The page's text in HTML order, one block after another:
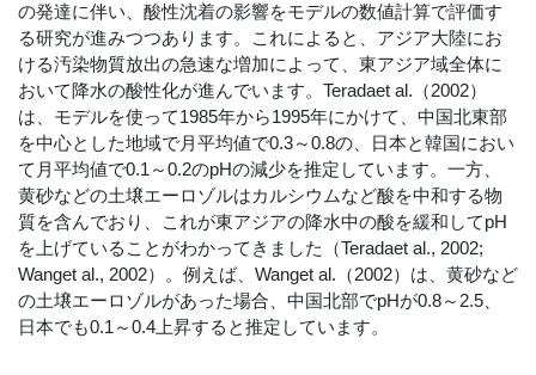
の発達に伴い、酸性沈着の影響をモデルの数値計算で評価す
る研究が進みつつあります。これによると、アジア大陸にお
ける汚染物質放出の急速な増加によって、東アジア域全体に
おいて降水の酸性化が進んでいます。Teradaet al. （2002）
は、モデルを使って1985年から1995年にかけて、中国北東部
を中心とした地域で月平均値で0.3～0.8の、日本と韓国におい
て月平均値で0.1～0.2のpHの減少を推定しています。一方、
黄砂などの土壌エーロゾルはカルシウムなど酸を中和する物
質を含んでおり、これが東アジアの降水中の酸を緩和してpH
を上げていることがわかってきました（Teradaet al., 2002;
Wanget al., 2002）。例えば、Wanget al. （2002）は、黄砂など
の土壌エーロゾルがあった場合、中国北部でpHが0.8～2.5、
日本でも0.1～0.4上昇すると推定しています。